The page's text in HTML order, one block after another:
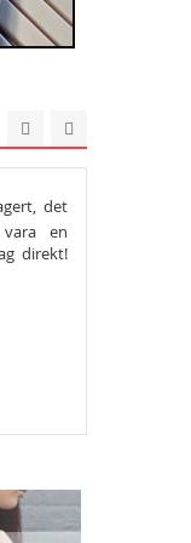
det
en
direkt!
mycket för det!